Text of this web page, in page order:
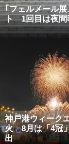
｢フェルメール
ト 1回目は夜間
神戸港ウィーク
火 8月は「4冠
出